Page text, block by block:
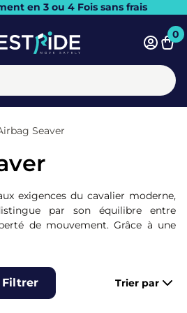
en 3 ou 4 Fois sans frais
Fermer
0
Seaver
exigences du cavalier moderne,
par son équilibre entre
de mouvement. Grâce à une
ultra-rapide et une coupe fit
zones vitales tout en se faisant
respirant et personnalisable, il
cavaliers amateurs qu’aux
Filtrer Trier par